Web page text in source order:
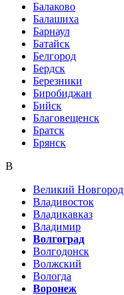
Балаково
Балашиха
Барнаул
Батайск
Белгород
Бердск
Березники
Биробиджан
Бийск
Благовещенск
Братск
Брянск
В
Великий Новгород
Владивосток
Владикавказ
Владимир
Волгоград
Волгодонск
Волжский
Вологда
Воронеж